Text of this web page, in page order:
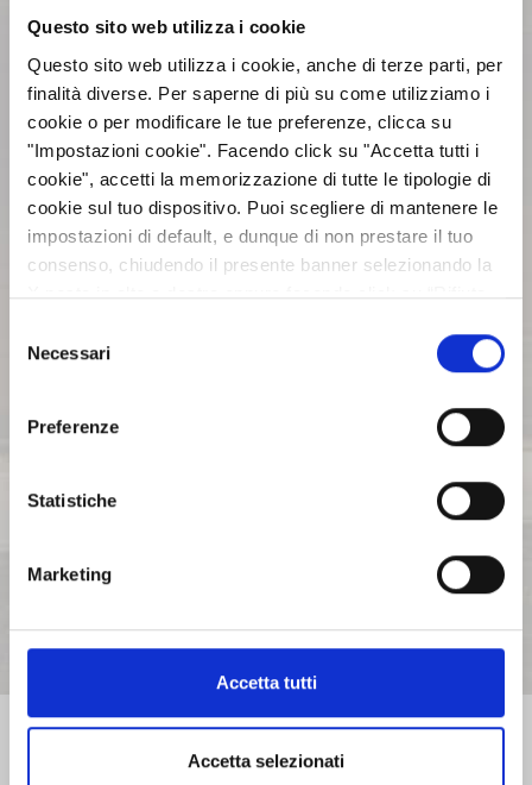
Questo sito web utilizza i cookie
Questo sito web utilizza i cookie, anche di terze parti, per
finalità diverse. Per saperne di più su come utilizziamo i
cookie o per modificare le tue preferenze, clicca su
"Impostazioni cookie". Facendo click su "Accetta tutti i
cookie", accetti la memorizzazione di tutte le tipologie di
cookie sul tuo dispositivo. Puoi scegliere di mantenere le
impostazioni di default, e dunque di non prestare il tuo
consenso, chiudendo il presente banner selezionando la
X posta in alto a destra oppure facendo click su “Rifiuta
assenza dei cookie diversi da quelli tecnici. Per maggiori
informazioni puoi consultare la nostra politica sui cookie
delNecessari
Preferenze
Statistiche
Marketing
Accetta tutti
Accetta selezionati
CALENDARIO EVENTI SOCIETARI
EVENTI E DOCUMENTAZIONE
DISPONIBILE
BILANCI E RELAZIONI
INTERMEDIE
ASSEMBLEE
COMUNICATI STAMPA
ARCHIVIO 2017
ARCHIVIO 2016